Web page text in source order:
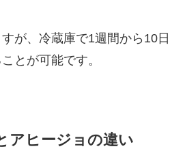
が、冷蔵庫で1週間から10日
とが可能です。
アヒージョの違い